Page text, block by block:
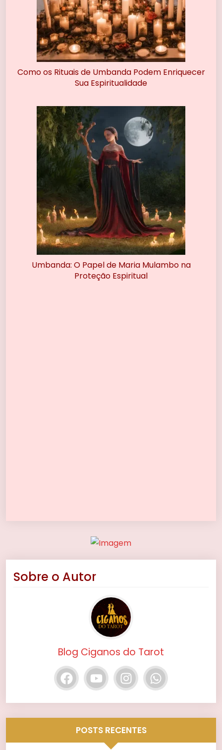
Como os Rituais de Umbanda Podem Enriquecer
Sua Espiritualidade
Umbanda: O Papel de Maria Mulambo na
Proteção Espiritual
Sobre o Autor
Blog Ciganos do Tarot
POSTS RECENTES